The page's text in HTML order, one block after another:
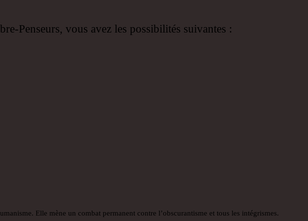
Penseurs, vous avez les possibilités suivantes :
Elle mène un combat permanent contre l’obscurantisme et tous les intégrismes.